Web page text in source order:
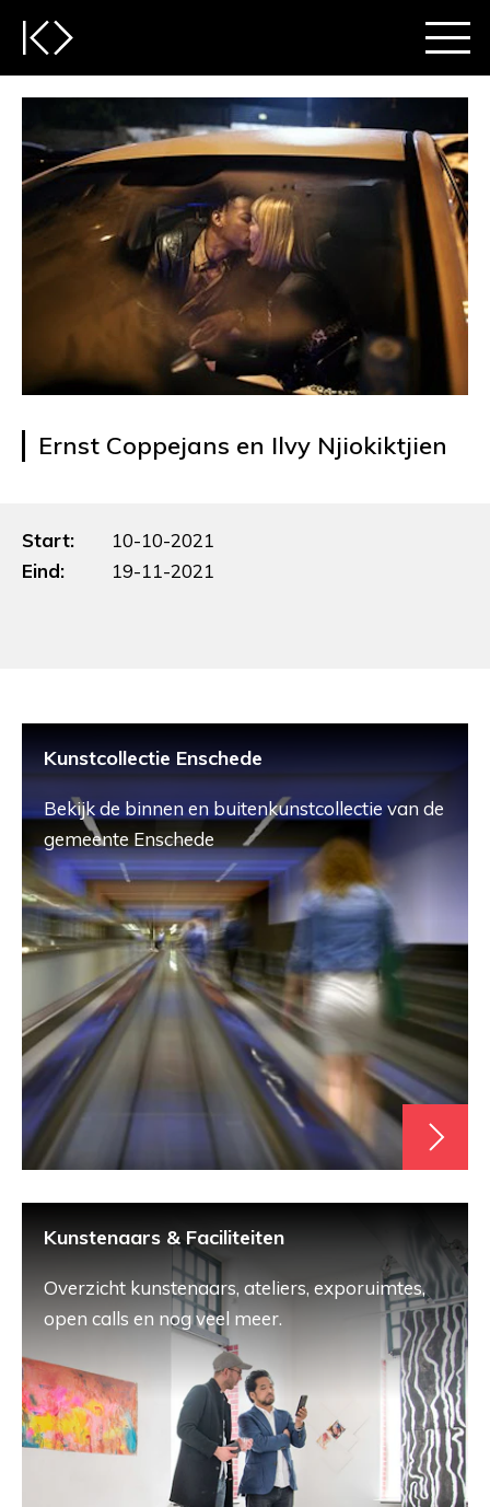
Ernst Coppejans en Ilvy Njiokiktjien
Start:
10-10-2021
Eind:
19-11-2021
Kunstcollectie Enschede
Bekijk de binnen en buitenkunstcollectie van de
gemeente Enschede
Kunstenaars & Faciliteiten
Overzicht kunstenaars, ateliers, exporuimtes,
open calls en nog veel meer.